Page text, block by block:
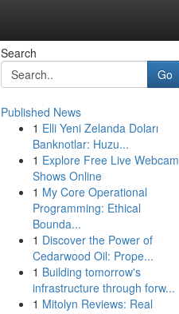
Search
Go
Published News
1 Elli Yeni Zelanda Doları
Banknotlar: Huzu...
1 Explore Free Live Webcam
Shows Online
1 My Core Operational
Programming: Ethical
Bounda...
1 Discover the Power of
Cedarwood Oil: Prope...
1 Building tomorrow's
infrastructure through forw...
1 Mitolyn Reviews: Real